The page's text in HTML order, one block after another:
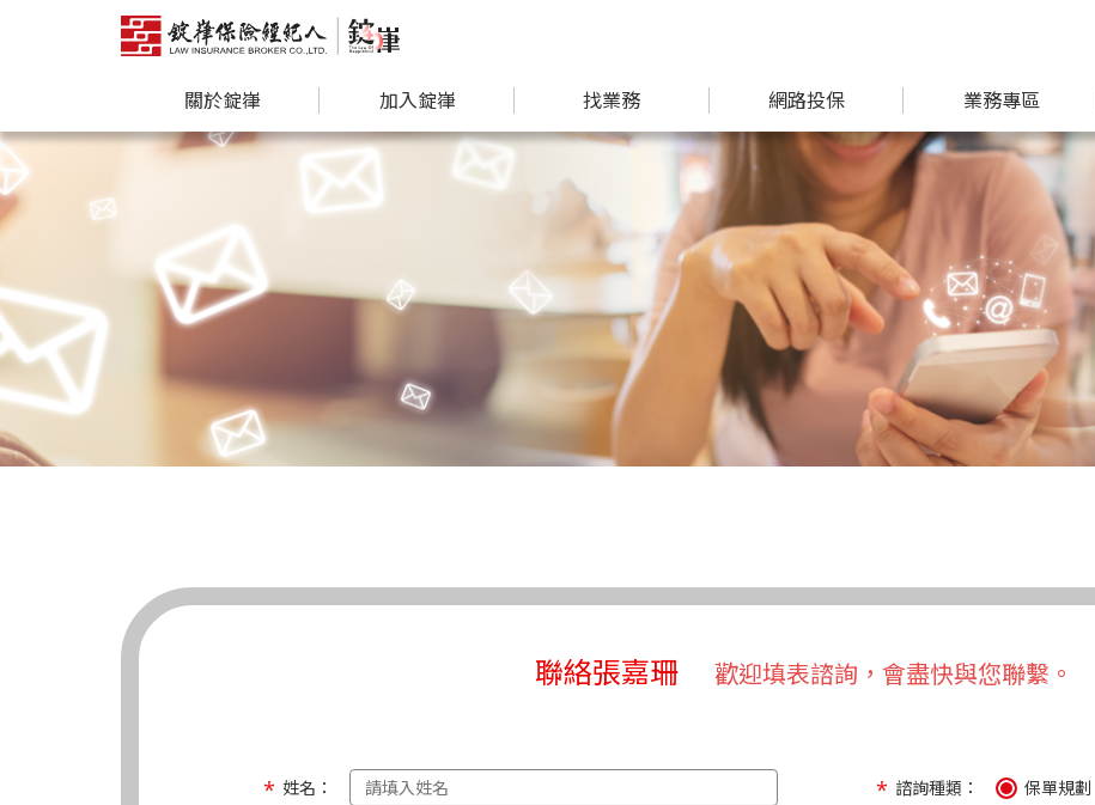
關於錠嵂 加入錠嵂 找業務 網路投保 業務專區
聯絡張嘉珊 歡迎填表諮詢，會盡快與您聯繫。
姓名： 諮詢種類： 保單規劃